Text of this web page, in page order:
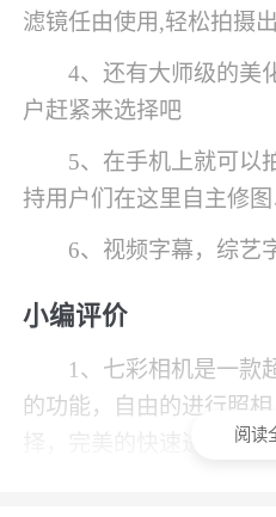
滤镜任由使用,轻松拍摄
4、还有大师级的美
户赶紧来选择吧
5、在手机上就可以
持用户们在这里自主修
6、视频字幕，综艺
小编评价
1、七彩相机是一款
的功能，自由的进行照
择，完美的快速进行美阅读